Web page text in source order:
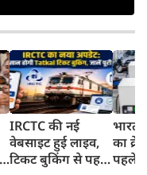
IRCTC की नई
वेबसाइट हुई लाइव,
टिकट बुकिंग से पहले
भारत
का
पहले